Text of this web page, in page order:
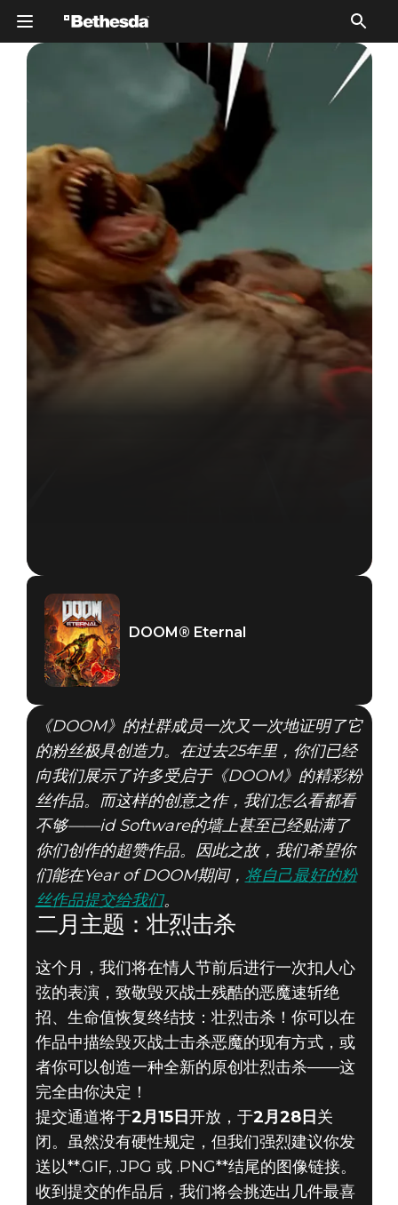
DOOM® Eternal
2020年2月01日
提交你的
《DOOM》粉丝
作品 - 二月主
题：壮烈击杀
DOOM® Eternal
《DOOM》的社群成员一次又一次地证明了它
的粉丝极具创造力。在过去25年里，你们已经
向我们展示了许多受启于《DOOM》的精彩粉
丝作品。而这样的创意之作，我们怎么看都看
不够——id Software的墙上甚至已经贴满了
你们创作的超赞作品。因此之故，我们希望你
们能在Year of DOOM期间， 将自己最好的粉
丝作品提交给我们。
二月主题：壮烈击杀
这个月，我们将在情人节前后进行一次扣人心
弦的表演，致敬毁灭战士残酷的恶魔速斩绝
招、生命值恢复终结技：壮烈击杀！你可以在
作品中描绘毁灭战士击杀恶魔的现有方式，或
者你可以创造一种全新的原创壮烈击杀——这
完全由你决定！
提交通道将于2月15日开放，于2月28日 关
闭。虽然没有硬性规定，但我们强烈建议你发
送以**.GIF, .JPG 或 .PNG**结尾的图像链接。
收到提交的作品后，我们将会挑选出几件最喜